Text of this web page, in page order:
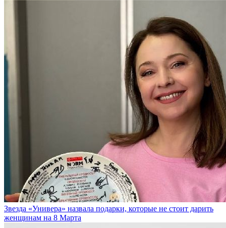
Звезда «Универа» назвала подарки, которые не стоит дарить
женщинам на 8 Марта